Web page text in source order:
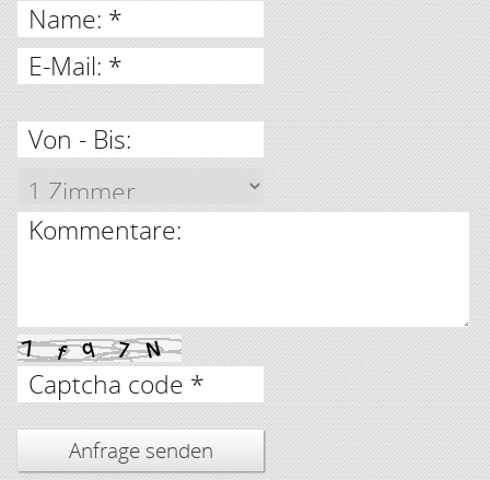
Name: *
E-Mail: *
Von - Bis:
Kommentare:
Captcha code *